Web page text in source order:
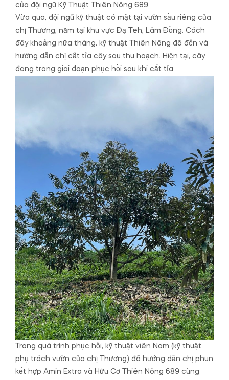
của đội ngũ Kỹ Thuật Thiên Nông 689
Vừa qua, đội ngũ kỹ thuật có mặt tại vườn sầu riêng của
chị Thương, nằm tại khu vực Đạ Teh, Lâm Đồng. Cách
đây khoảng nữa tháng, kỹ thuật Thiên Nông đã đến và
hướng dẫn chị cắt tỉa cây sau thu hoạch. Hiện tại, cây
đang trong giai đoạn phục hồi sau khi cắt tỉa.
Trong quá trình phục hồi, kỹ thuật viên Nam (kỹ thuật
phụ trách vườn của chị Thương) đã hướng dẫn chị phun
kết hợp Amin Extra và Hữu Cơ Thiên Nông 689 cùng